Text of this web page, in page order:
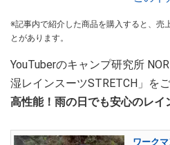
※記事内で紹介した商品を購入すると、売
とがあります。
YouTuberのキャンプ研究所
湿レインスーツSTRETCH」をご
高性能！雨の日でも安心のレイ
ワーク